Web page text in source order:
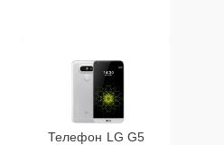
Телефон LG G5